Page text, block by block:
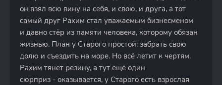
он взял всю вину на себя, и свою, и друга, а тот
самый друг Рахим стал уважаемым бизнесменом
и давно стёр из памяти человека, которому обязан
жизнью. План у Старого простой: забрать свою
долю и съездить на море. Но всё летит к чертям.
Рахим тянет резину, а тут ещё один
сюрприз - оказывается, у Старого есть взрослая